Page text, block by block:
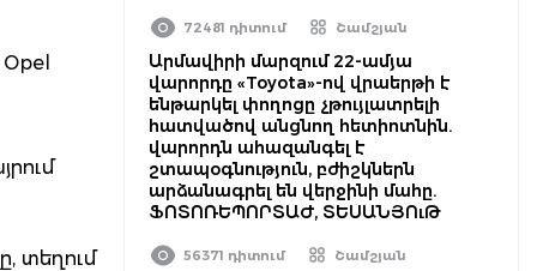
տեղում
72481 դիտում Շամշյան
Արմավիրի մարզում 22-ամյա
վարորդը «Toyota»-ով վրաերթի է
ենթարկել փողոցը չթույլատրելի
հատվածով անցնող հետիոտնին.
վարորդն ահազանգել է
շտապօգնություն, բժիշկներն
արձանագրել են վերջինի մահը.
ՖՈՏՈՌԵՊՈՐՏԱԺ, ՏԵՍԱՆՅՈւԹ
56371 դիտում Շամշյան